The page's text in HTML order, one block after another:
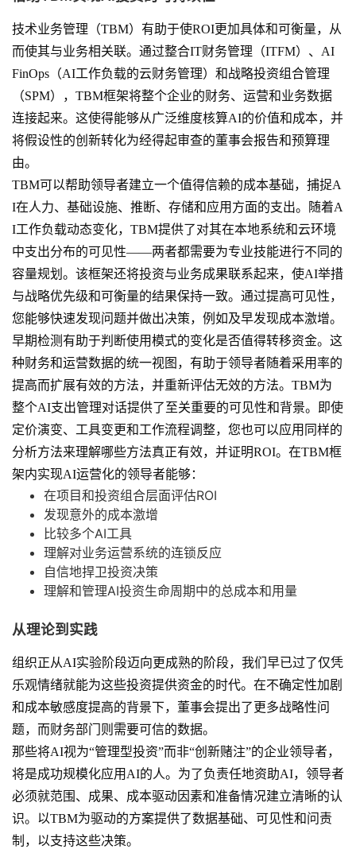
技术业务管理（TBM）有助于使ROI更加具体和可衡量，从
而使其与业务相关联。通过整合IT财务管理（ITFM）、AI
FinOps（AI工作负载的云财务管理）和战略投资组合管理
（SPM），TBM框架将整个企业的财务、运营和业务数据
连接起来。这使得能够从广泛维度核算AI的价值和成本，并
将假设性的创新转化为经得起审查的董事会报告和预算理
由。
TBM可以帮助领导者建立一个值得信赖的成本基础，捕捉A
I在人力、基础设施、推断、存储和应用方面的支出。随着A
I工作负载动态变化，TBM提供了对其在本地系统和云环境
中支出分布的可见性——两者都需要为专业技能进行不同的
容量规划。该框架还将投资与业务成果联系起来，使AI举措
与战略优先级和可衡量的结果保持一致。通过提高可见性，
您能够快速发现问题并做出决策，例如及早发现成本激增。
早期检测有助于判断使用模式的变化是否值得转移资金。这
种财务和运营数据的统一视图，有助于领导者随着采用率的
提高而扩展有效的方法，并重新评估无效的方法。TBM为
整个AI支出管理对话提供了至关重要的可见性和背景。即使
定价演变、工具变更和工作流程调整，您也可以应用同样的
分析方法来理解哪些方法真正有效，并证明ROI。在TBM框
架内实现AI运营化的领导者能够：
在项目和投资组合层面评估ROI
发现意外的成本激增
比较多个AI工具
理解对业务运营系统的连锁反应
自信地捍卫投资决策
理解和管理AI投资生命周期中的总成本和用量
从理论到实践
组织正从AI实验阶段迈向更成熟的阶段，我们早已过了仅凭
乐观情绪就能为这些投资提供资金的时代。在不确定性加剧
和成本敏感度提高的背景下，董事会提出了更多战略性问
题，而财务部门则需要可信的数据。
那些将AI视为“管理型投资”而非“创新赌注”的企业领导者，
将是成功规模化应用AI的人。为了负责任地资助AI，领导者
必须就范围、成果、成本驱动因素和准备情况建立清晰的认
识。以TBM为驱动的方案提供了数据基础、可见性和问责
制，以支持这些决策。